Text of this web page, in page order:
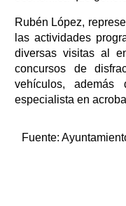
Rubén López,
las actividades
diversas visitas al
concursos de
vehículos,
especialista en
Fuente: